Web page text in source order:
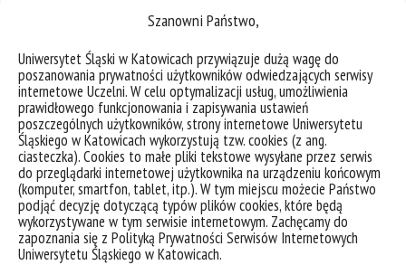
Szanowni Państwo,
Uniwersytet Śląski w Katowicach przywiązuje dużą wagę do
poszanowania prywatności użytkowników odwiedzających serwisy
internetowe Uczelni. W celu optymalizacji usług, umożliwienia
prawidłowego funkcjonowania i zapisywania ustawień
poszczególnych użytkowników, strony internetowe Uniwersytetu
Śląskiego w Katowicach wykorzystują tzw. cookies (z ang.
ciasteczka). Cookies to małe pliki tekstowe wysyłane przez serwis
do przeglądarki internetowej użytkownika na urządzeniu końcowym
(komputer, smartfon, tablet, itp.). W tym miejscu możecie Państwo
podjąć decyzję dotyczącą typów plików cookies, które będą
wykorzystywane w tym serwisie internetowym. Zachęcamy do
zapoznania się z Polityką Prywatności Serwisów Internetowych
Uniwersytetu Śląskiego w Katowicach.